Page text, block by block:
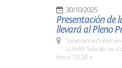
30/10/2025
Presentación de
llevará al Pleno
Salamanca
LUGAR Sala de las
Hora: 10,30 h.